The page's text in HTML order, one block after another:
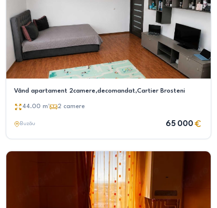
Vând apartament 2camere,decomandat,Cartier Brosteni
44.00 m² 2 camere
Buzău 65 000